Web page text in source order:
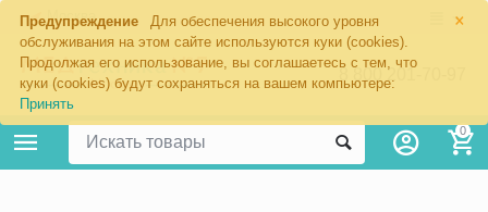
×
Предупреждение
Для обеспечения высокого уровня
обслуживания на этом сайте используются куки (cookies).
Продолжая его использование, вы соглашаетесь с тем, что
куки (cookies) будут сохраняться на вашем компьютере:
Принять
Москва
8 800 201-70-97
0